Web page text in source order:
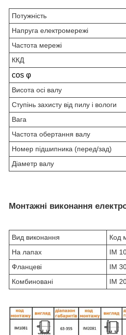
Потужність
Напруга електромережі
Частота мережі
ККД
cos φ
Висота осі валу
Ступінь захисту від пилу і вологи
Вага
Частота обертання валу
Номер підшипника (перед/зад)
Діаметр валу
Монтажні виконання
Вид виконання
Код
На лапах
IM
Фланцеві
IM
Комбиновані
IM